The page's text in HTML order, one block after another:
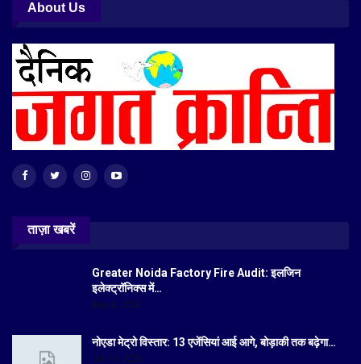
About Us
ताज़ा खबरें
Greater Noida Factory Fire Audit: इलजिन
इलेक्ट्रॉनिक्स में…
Aug 6, 2026
नोएडा मेट्रो विस्तार: 13 एजेंसियां आई आगे, बोड़ाकी तक बढ़ेगा…
Jul 19, 2026